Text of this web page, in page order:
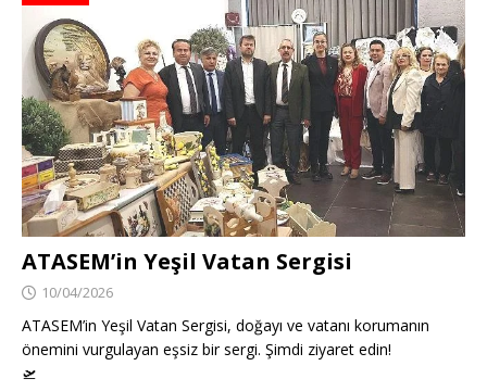
ATASEM’in Yeşil Vatan Sergisi
10/04/2026
ATASEM’in Yeşil Vatan Sergisi, doğayı ve vatanı korumanın
önemini vurgulayan eşsiz bir sergi. Şimdi ziyaret edin!
🛫